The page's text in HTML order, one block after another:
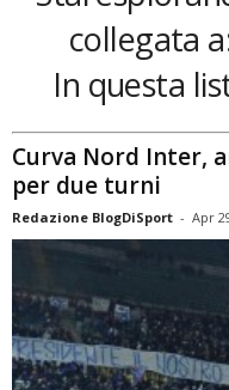
collegata
In questa
Curva Nord Inter,
per due turni
Redazione BlogDiSport - Apr